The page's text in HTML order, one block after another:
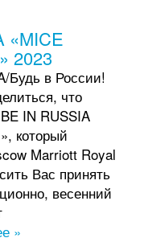
«MICE
2023
Будь в России!
что
IN RUSSIA
который
Marriott Royal
Вас принять
весенний
»